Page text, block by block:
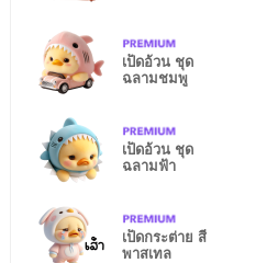
เป็ดอ้วน ชุด
ฉลามชมพู
เป็ดอ้วน ชุด
ฉลามฟ้า
เป็ดกระต่าย สี
พาสเทล